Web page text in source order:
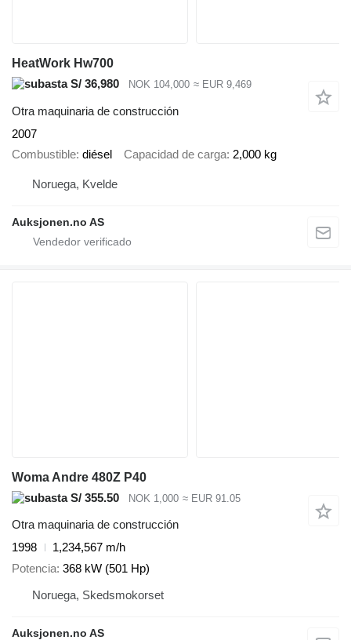
HeatWork Hw700
S/ 36,980
NOK 104,000 ≈ EUR 9,469
Otra maquinaria de construcción
2007
Combustible diésel Capacidad de carga 2,000 kg
Noruega, Kvelde
Auksjonen.no AS
Woma Andre 480Z P40
S/ 355.50
NOK 1,000 ≈ EUR 91.05
Otra maquinaria de construcción
1998
1,234,567 m/h
Potencia 368 kW (501 Hp)
Noruega, Skedsmokorset
Auksjonen.no AS